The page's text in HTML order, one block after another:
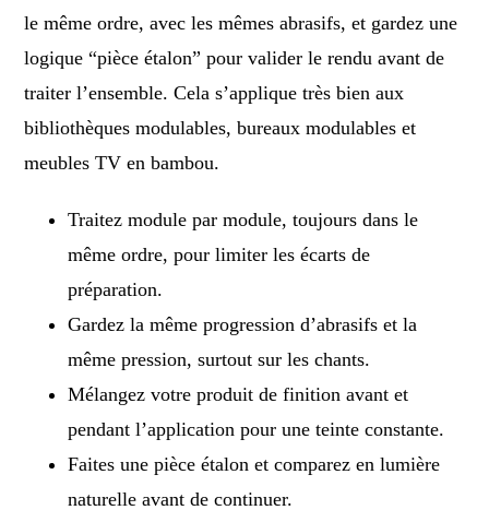
le même ordre, avec les mêmes abrasifs, et gardez une
logique “pièce étalon” pour valider le rendu avant de
traiter l’ensemble. Cela s’applique très bien aux
bibliothèques modulables, bureaux modulables et
meubles TV en bambou.
Traitez module par module, toujours dans le
même ordre, pour limiter les écarts de
préparation.
Gardez la même progression d’abrasifs et la
même pression, surtout sur les chants.
Mélangez votre produit de finition avant et
pendant l’application pour une teinte constante.
Faites une pièce étalon et comparez en lumière
naturelle avant de continuer.